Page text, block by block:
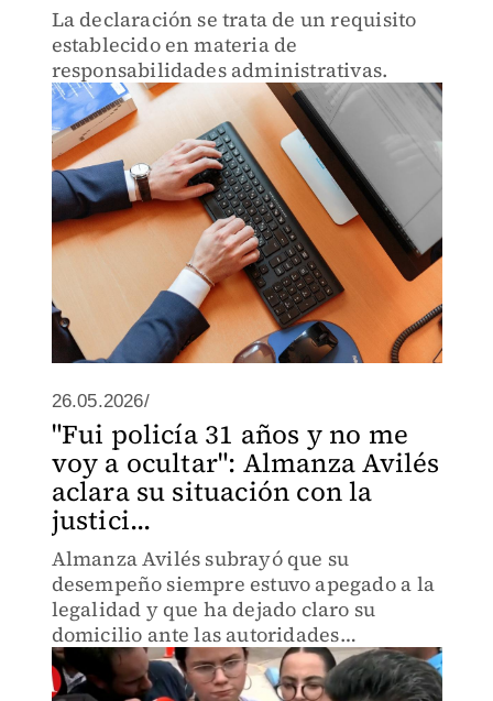
La declaración se trata de un requisito
establecido en materia de
responsabilidades administrativas.
26.05.2026/
"Fui policía 31 años y no me
voy a ocultar": Almanza Avilés
aclara su situación con la
justici...
Almanza Avilés subrayó que su
desempeño siempre estuvo apegado a la
legalidad y que ha dejado claro su
domicilio ante las autoridades
ministeriales mediante oficios formales
para atender cualquier requerimiento